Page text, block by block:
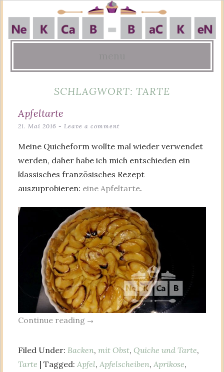
content
SCHLAGWORT: TARTE
Apfeltarte
21. Mai 2016 Leave a comment
Meine Quicheform wollte mal wieder verwendet
werden, daher habe ich mich entschieden ein
klassisches französisches Rezept
auszuprobieren: eine Apfeltarte.
Continue reading →
Filed Under: Backen, mit Obst, Quiche und Tarte,
Tarte | Tagged: Apfel, Apfelscheiben, Aprikose,